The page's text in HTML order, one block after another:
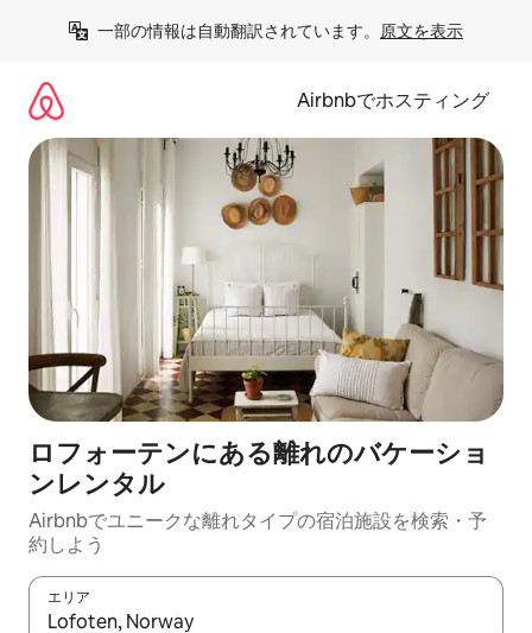
一部の情報は自動翻訳されています。 原文を表示
Airbnbでホスティング
ロフォーテンにある離れのバケーショ
ンレンタル
Airbnbでユニークな離れタイプの宿泊施設を検索・予
約しよう
エリア
検索結果が表示されたら、上下の矢印キーを使って移動するか